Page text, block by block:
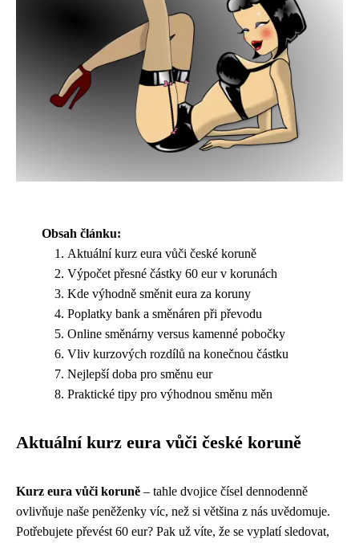
Obsah článku:
Aktuální kurz eura vůči české koruně
Výpočet přesné částky 60 eur v korunách
Kde výhodně směnit eura za koruny
Poplatky bank a směnáren při převodu
Online směnárny versus kamenné pobočky
Vliv kurzových rozdílů na konečnou částku
Nejlepší doba pro směnu eur
Praktické tipy pro výhodnou směnu měn
Aktuální kurz eura vůči české koruně
Kurz eura vůči koruně – tahle dvojice čísel dennodenně
ovlivňuje naše peněženky víc, než si většina z nás uvědomuje.
Potřebujete převést 60 eur? Pak už víte, že se vyplatí sledovat,